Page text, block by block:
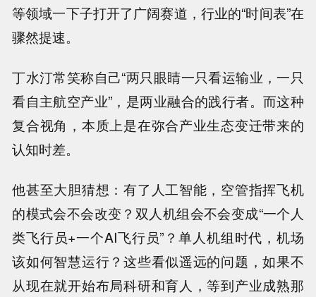
等领域一下子打开了广阔赛道，行业的“时间表”在
骤然提速。
丁水汀常笑称自己“两只眼睛一只看运输业，一只
看自主航空产业”，是两业融合的践行者。而这种
复合视角，本质上是在弥合产业生态变迁带来的
认知时差。
他甚至大胆猜想：有了人工智能，空管指挥飞机
的模式会不会改变？双人机组会不会变成“一个人
类飞行员+一个AI飞行员”？单人机组时代，机场
该如何智慧运行？这些看似遥远的问题，如果不
从现在就开始布局科研和育人，等到产业成熟那